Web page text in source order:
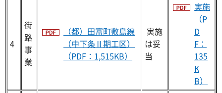
4
街
路
事
業
（都）田富町敷島線
（中下条Ⅱ期工区）
（PDF：1,515KB）
実施
は妥
当
実施
（P
D
F：
135
K
B）